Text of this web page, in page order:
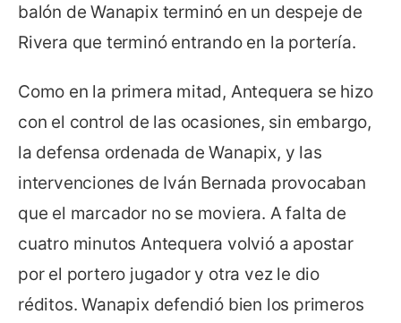
balón de Wanapix terminó en un despeje de
Rivera que terminó entrando en la portería.
Como en la primera mitad, Antequera se hizo
con el control de las ocasiones, sin embargo,
la defensa ordenada de Wanapix, y las
intervenciones de Iván Bernada provocaban
que el marcador no se moviera. A falta de
cuatro minutos Antequera volvió a apostar
por el portero jugador y otra vez le dio
réditos. Wanapix defendió bien los primeros